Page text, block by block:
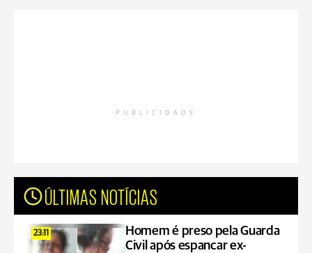
PUBLICIDADE
ÚLTIMAS NOTÍCIAS
23:11
Homem é preso pela Guarda
Civil após espancar ex-